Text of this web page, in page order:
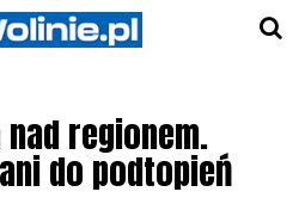
nad regionem.
do podtopień